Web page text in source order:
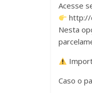
Acesse
http://
Nesta
Caso o